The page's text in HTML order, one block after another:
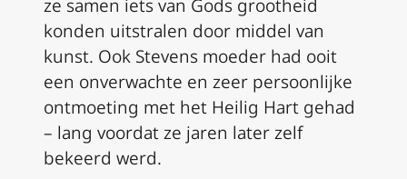
ze samen iets van Gods grootheid
konden uitstralen door middel van
kunst. Ook Stevens moeder had ooit
een onverwachte en zeer persoonlijke
ontmoeting met het Heilig Hart gehad
– lang voordat ze jaren later zelf
bekeerd werd.